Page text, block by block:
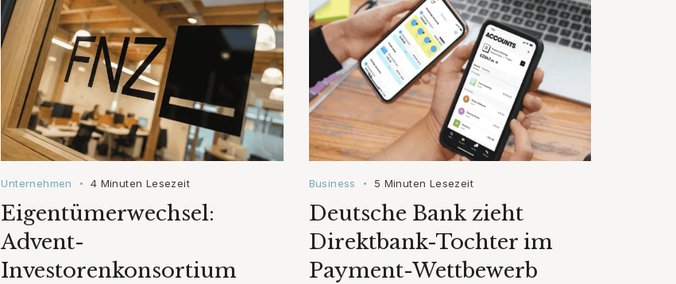
Unternehmen • 4 Minuten Lesezeit
Eigentümerwechsel:
Advent-
Investorenkonsortium
Business • 5 Minuten Lesezeit
Deutsche Bank zieht
Direktbank-Tochter im
Payment-Wettbewerb